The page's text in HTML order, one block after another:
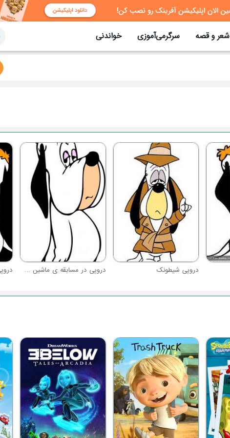
شعر و قصه سرگرمی‌آموزی خواندنی
دروپی شیطونک دروپی در مسابقه ی ماشین سواری